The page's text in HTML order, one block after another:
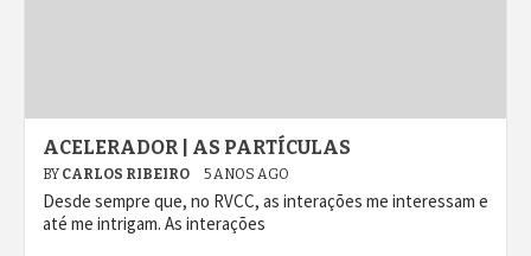
ACELERADOR | AS PARTÍCULAS
BY CARLOS RIBEIRO 5 ANOS AGO
Desde sempre que, no RVCC, as interações me interessam e
até me intrigam. As interações